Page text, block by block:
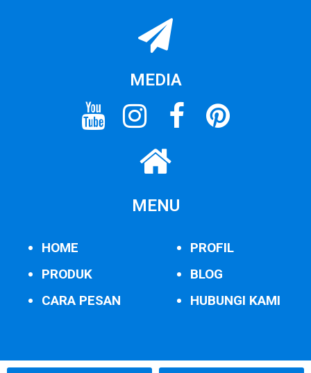
MEDIA
MENU
HOME
PRODUK
CARA PESAN
PROFIL
BLOG
HUBUNGI KAMI